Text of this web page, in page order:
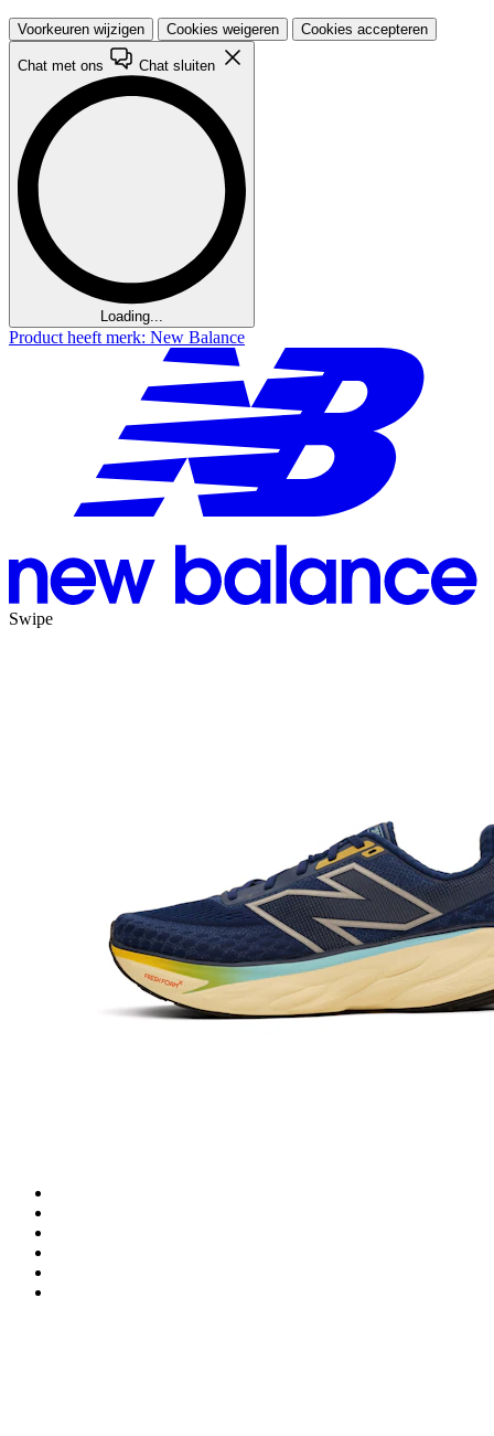
Voorkeuren wijzigen Cookies weigeren Cookies accepteren
Chat met ons Chat sluiten
Loading...
Product heeft merk: New Balance
Swipe